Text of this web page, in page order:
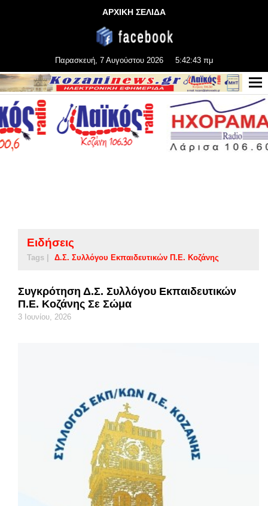
ΑΡΧΙΚΗ ΣΕΛΙΔΑ
Παρασκευή, 7 Αυγούστου 2026 5:42:43 πμ
Ειδήσεις
Tags | Δ.Σ. Συλλόγου Εκπαιδευτικών Π.Ε. Κοζάνης
Συγκρότηση Δ.Σ. Συλλόγου Εκπαιδευτικών
Π.Ε. Κοζάνης Σε Σώμα
3 Ιουνίου, 2026